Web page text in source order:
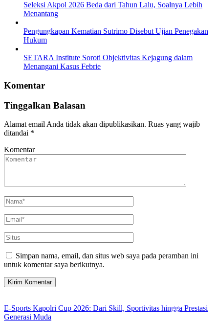
Seleksi Akpol 2026 Beda dari Tahun Lalu, Soalnya Lebih
Menantang
Pengungkapan Kematian Sutrimo Disebut Ujian Penegakan
Hukum
SETARA Institute Soroti Objektivitas Kejagung dalam
Menangani Kasus Febrie
Komentar
Tinggalkan Balasan
Alamat email Anda tidak akan dipublikasikan. Ruas yang wajib
ditandai *
Komentar
Simpan nama, email, dan situs web saya pada peramban ini
untuk komentar saya berikutnya.
E-Sports Kapolri Cup 2026: Dari Skill, Sportivitas hingga Prestasi
Generasi Muda